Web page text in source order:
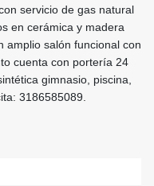
servicio de gas natural
en cerámica y madera
amplio salón funcional con
cuenta con portería 24
gimnasio, piscina,
3186585089.